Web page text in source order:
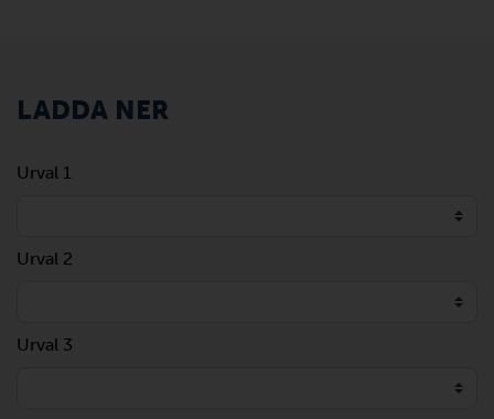
LADDA NER
Urval 1
Urval 2
Urval 3